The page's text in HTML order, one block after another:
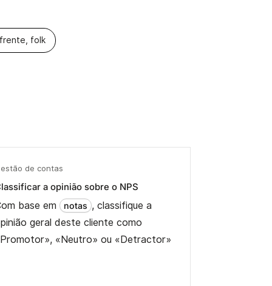
frente, folk
de contas
a opinião sobre o NPS
base em
notas , classifique a
geral deste cliente como
«Neutro» ou «Detractor»